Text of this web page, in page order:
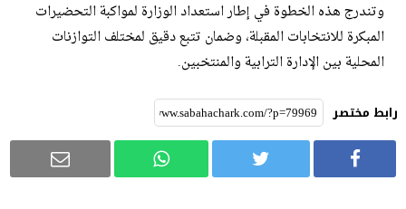
وتندرج هذه الخطوة في إطار استعداد الوزارة لمواكبة التحضيرات
المبكرة للانتخابات المقبلة، وضمان تتبع دقيق لمختلف التوازنات
المحلية بين الإدارة الترابية والمنتخبين.
رابط مختصر